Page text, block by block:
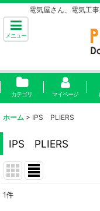
電気屋さん、電気工
メニュー
カテゴリ マイページ
ホーム > IPS PLIERS
IPS PLIERS
1件